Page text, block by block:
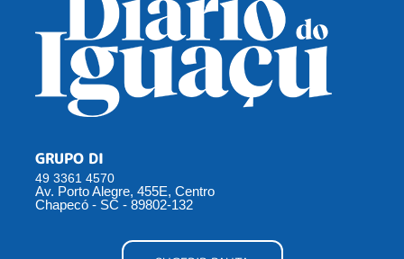
GRUPO DI
49 3361 4570
Av. Porto Alegre, 455E, Centro
Chapecó - SC - 89802-132